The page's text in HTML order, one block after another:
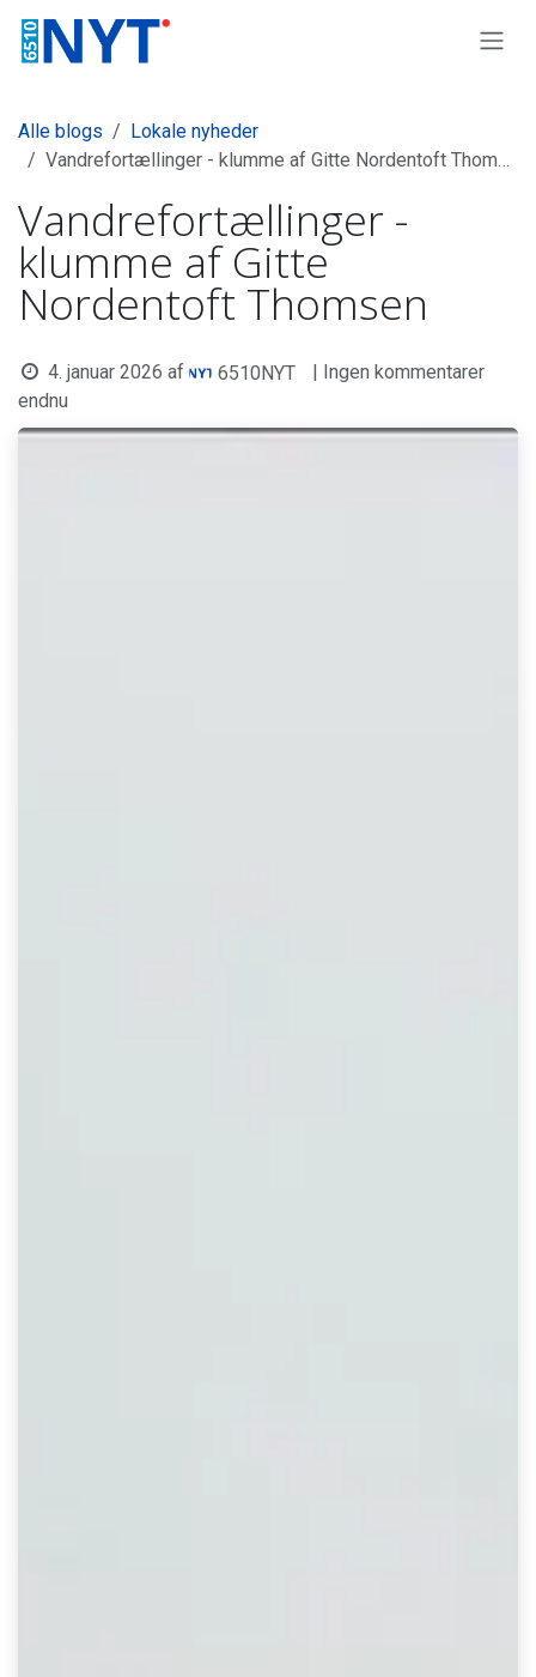
Alle blogs
Lokale nyheder
Vandrefortællinger - klumme af Gitte Nordentoft Thomsen
Vandrefortællinger -
klumme af Gitte
Nordentoft Thomsen
4. januar 2026 af 6510NYT
| Ingen kommentarer
endnu